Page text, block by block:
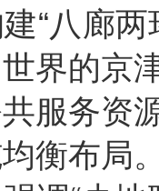
“八廊
界的京
服务资
衡布局